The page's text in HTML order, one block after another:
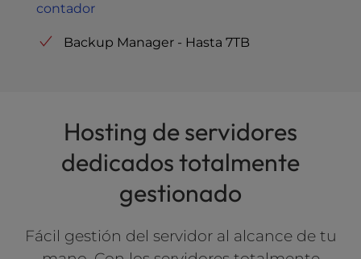
contador
Backup Manager - Hasta 7TB
Hosting de servidores
dedicados totalmente
gestionado
Fácil gestión del servidor al alcance de tu